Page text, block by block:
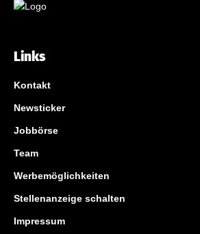
Links
Kontakt
Newsticker
Jobbörse
Team
Werbemöglichkeiten
Stellenanzeige schalten
Impressum